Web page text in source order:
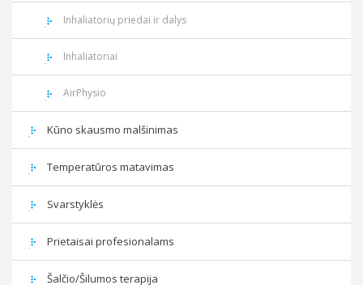
Inhaliatorių priedai ir dalys
Inhaliatoriai
AirPhysio
Kūno skausmo malšinimas
Temperatūros matavimas
Svarstyklės
Prietaisai profesionalams
Šalčio/Šilumos terapija